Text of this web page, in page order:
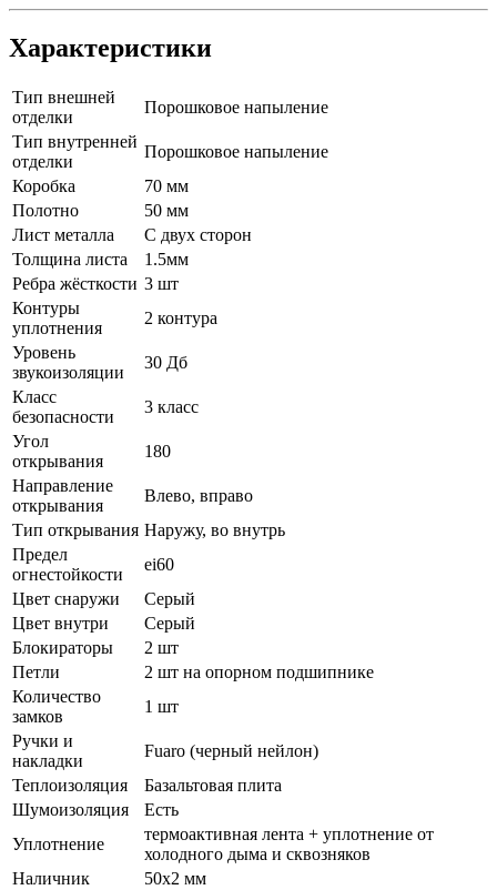
Характеристики
Тип внешней
отделки
Порошковое напыление
Тип внутренней
отделки
Порошковое напыление
Коробка
70 мм
Полотно
50 мм
Лист металла
С двух сторон
Толщина листа
1.5мм
Ребра жёсткости 3 шт
Контуры
уплотнения
2 контура
Уровень
звукоизоляции
30 Дб
Класс
безопасности
3 класс
Угол
открывания
180
Направление
открывания
Влево, вправо
Тип открывания Наружу, во внутрь
Предел
огнестойкости
ei60
Цвет снаружи
Серый
Цвет внутри
Серый
Блокираторы
2 шт
Петли
2 шт на опорном подшипнике
Количество
замков
1 шт
Ручки и
накладки
Fuaro (черный нейлон)
Теплоизоляция
Базальтовая плита
Шумоизоляция
Есть
Уплотнение
термоактивная лента + уплотнение от
холодного дыма и сквозняков
Наличник
50х2 мм